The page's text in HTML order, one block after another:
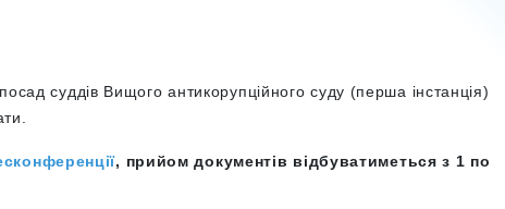
суддів Вищого антикорупційного суду (перша інстанція)
, прийом документів відбуватиметься з 1 по